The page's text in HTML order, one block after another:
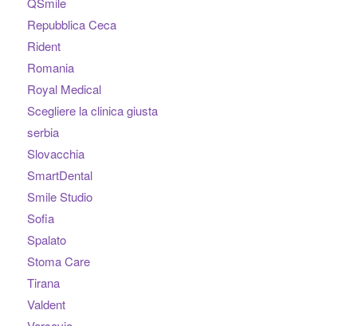
Repubblica Ceca
Rident
Romania
Royal Medical
Scegliere la clinica giusta
serbia
Slovacchia
SmartDental
Smile Studio
Sofia
Spalato
Stoma Care
Tirana
Valdent